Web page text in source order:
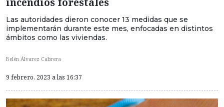
Las autoridades dieron conocer 13 medidas que se
implementarán durante este mes, enfocadas en distintos
ámbitos como las viviendas.
Belén Álvarez Cabrera
9 febrero, 2023 a las 16:37